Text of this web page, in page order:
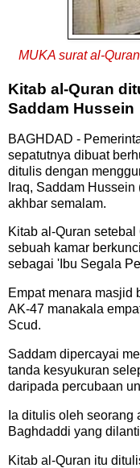
MUKA surat al-
Kitab al-Quran
Saddam Hussein
BAGHDAD -
sepatutnya dibuat
ditulis dengan
Iraq, Saddam
akhbar semalam.
Kitab al-Quran
sebuah kamar
sebagai 'Ibu Segala
Empat menara masjid
AK-47 manakala
Scud.
Saddam dipercayai
tanda kesyukuran
daripada percubaan
Ia ditulis oleh
Baghdaddi yang
Kitab al-Quran itu